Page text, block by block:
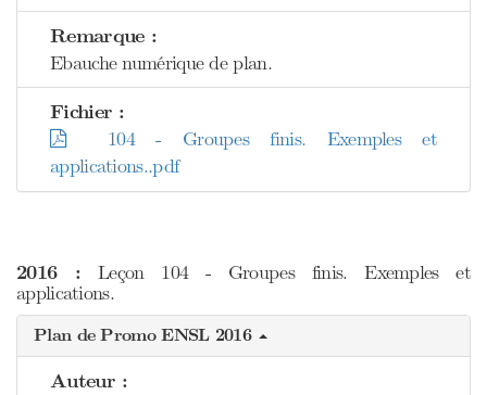
Remarque :
Ebauche numérique de plan.
Fichier :
104 - Groupes finis. Exemples et
applications..pdf
2016 : Leçon 104 - Groupes finis. Exemples et
applications.
Plan de Promo ENSL 2016
Auteur :